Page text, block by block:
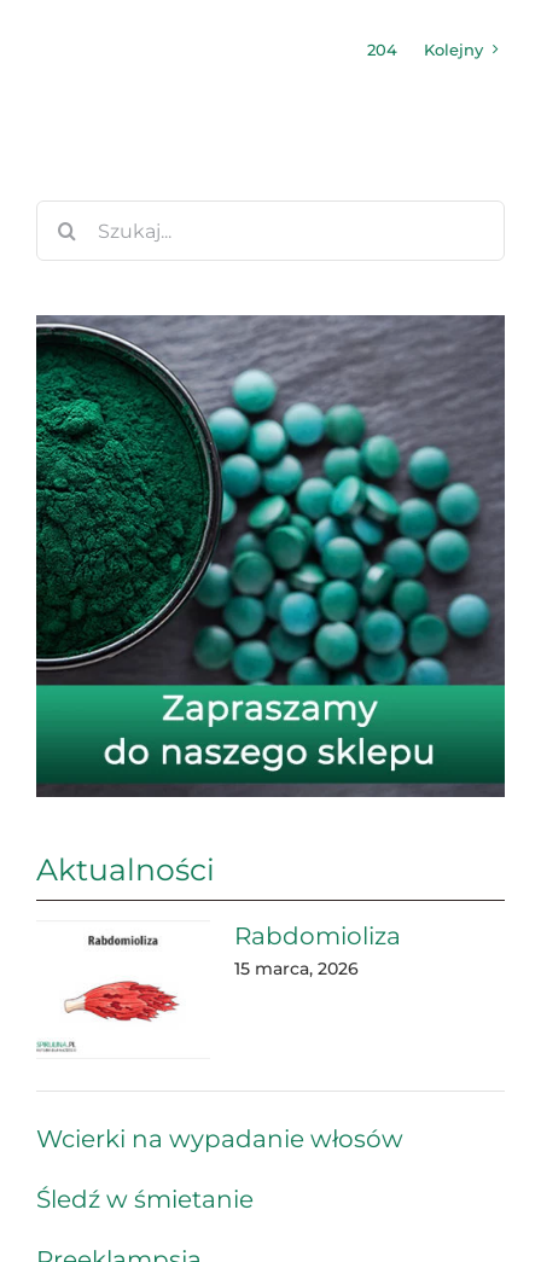
204 Kolejny
Aktualności
Rabdomioliza
15 marca, 2026
Wcierki na wypadanie włosów
Śledź w śmietanie